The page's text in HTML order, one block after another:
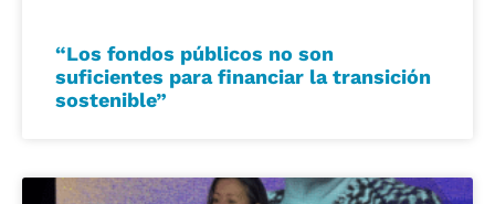
“Los fondos públicos no son
suficientes para financiar la transición
sostenible”